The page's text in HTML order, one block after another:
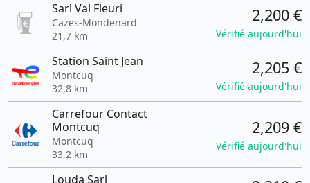
Sarl Val Fleuri
Cazes-Mondenard
21,7 km
2,200 €
Vérifié aujourd'hui
Station Saint Jean
Montcuq
32,8 km
2,205 €
Vérifié aujourd'hui
Carrefour Contact
Montcuq
Montcuq
33,2 km
2,209 €
Vérifié aujourd'hui
Louda Sarl